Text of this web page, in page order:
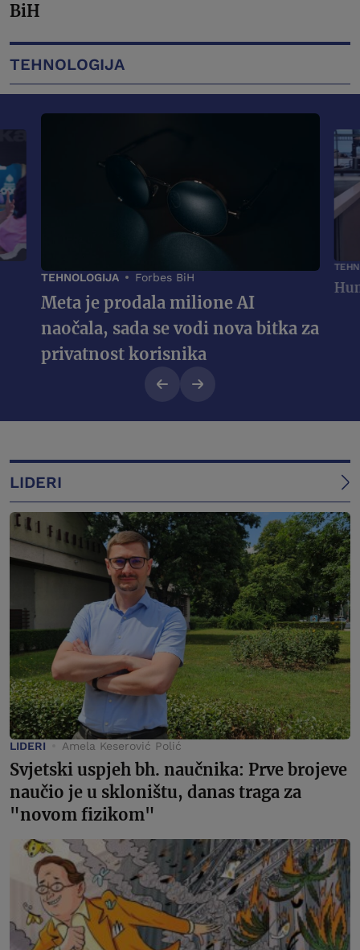
BiH
TEHNOLOGIJA
TEHNOLOGIJA Forbes BiH
Meta je prodala milione AI
naočala, sada se vodi nova bitka za
privatnost korisnika
LIDERI
LIDERI Amela Keserović Polić
Svjetski uspjeh bh. naučnika: Prve brojeve
naučio je u skloništu, danas traga za
"novom fizikom"